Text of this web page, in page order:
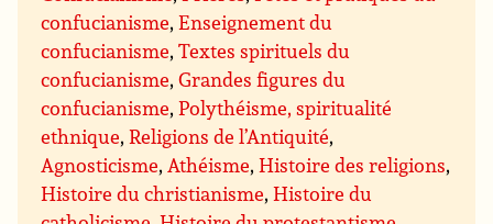
confucianisme,Enseignement du
confucianisme,Textes spirituels du
confucianisme,Grandes figures du
confucianisme,Polythéisme, spiritualité
ethnique,Religions de l’Antiquité,
Agnosticisme, Athéisme,Histoire des religions,
Histoire du christianisme,Histoire du